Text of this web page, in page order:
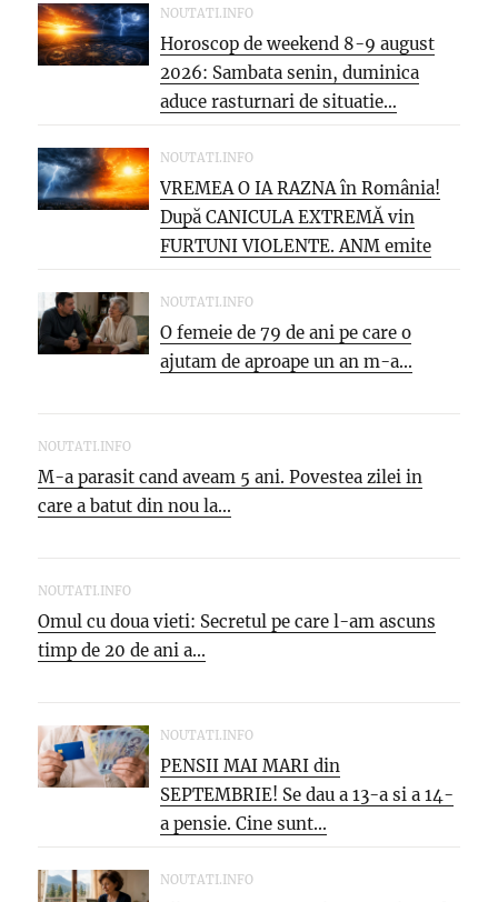
NOUTATI.INFO
Horoscop de weekend 8-9 august
2026: Sambata senin, duminica
aduce rasturnari de situatie…
NOUTATI.INFO
VREMEA O IA RAZNA în România!
După CANICULA EXTREMĂ vin
FURTUNI VIOLENTE. ANM emite
NOI...
NOUTATI.INFO
O femeie de 79 de ani pe care o
ajutam de aproape un an m-a...
NOUTATI.INFO
M-a parasit cand aveam 5 ani. Povestea zilei in
care a batut din nou la...
NOUTATI.INFO
Omul cu doua vieti: Secretul pe care l-am ascuns
timp de 20 de ani a...
NOUTATI.INFO
PENSII MAI MARI din
SEPTEMBRIE! Se dau a 13-a si a 14-
a pensie. Cine sunt...
NOUTATI.INFO